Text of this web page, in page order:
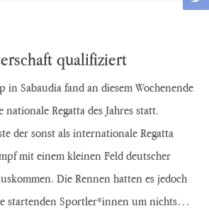
qualifiziert
in Sabaudia fand an diesem Wochenende
nationale Regatta des Jahres statt.
der sonst als internationale Regatta
mit einem kleinen Feld deutscher
Die Rennen hatten es jedoch
startenden Sportler*innen um nichts…